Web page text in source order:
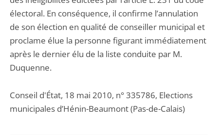
électoral. En conséquence, il confirme l’annulation
de son élection en qualité de conseiller municipal et
proclame élue la personne figurant immédiatement
après le dernier élu de la liste conduite par M.
Duquenne.
Conseil d'État, 18 mai 2010, n° 335786, Elections
municipales d’Hénin-Beaumont (Pas-de-Calais)